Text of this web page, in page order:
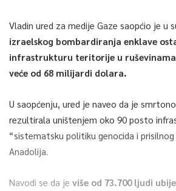
Vladin ured za medije Gaze saopćio je u
izraelskog bombardiranja enklave
infrastrukturu teritorije u
veće od 68 milijardi dolara.
U saopćenju, ured je naveo da je
rezultirala uništenjem oko 90 posto
“sistematsku politiku genocida i
Anadolija.
Navodi se da je više od 73.700 ljudi